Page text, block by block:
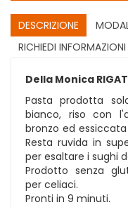
DESCRIZIONE
RICHIEDI INFORMAZIONI
Della Monica
Pasta prodotta
bianco, riso con
bronzo ed
Resta ruvida in
per esaltare i sughi
Prodotto senza
per celiaci.
Pronti in 9 minuti.